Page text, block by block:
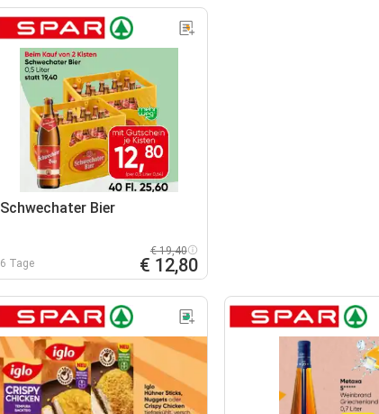
Schwechater Bier
6 Tage
€ 19,40
€ 12,80